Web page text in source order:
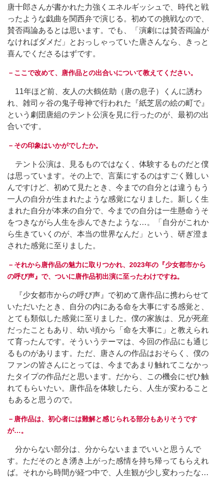
唐十郎さんが書かれた力強くエネルギッシュで、時代と戦
ったような戯曲を関西弁で演じる。初めての挑戦なので、
賛否両論あるとは思います。でも、「演劇には賛否両論が
なければダメだ」とおっしゃっていた唐さんなら、きっと
喜んでくださるはずです。
－ここで改めて、唐作品との出合いについて教えてください。
11年ほど前、友人の大鶴佐助（唐の息子）くんに誘わ
れ、雑司ヶ谷の鬼子母神で行われた『紙芝居の絵の町で』
という劇団唐組のテント公演を見に行ったのが、最初の出
合いです。
－その印象はいかがでしたか。
テント公演は、見るものではなく、体験するものだと僕
は思っています。その上で、言葉にするのはすごく難しい
んですけど、初めて見たとき、今までの自分とは違うもう
一人の自分が生まれたような感覚になりました。新しく生
まれた自分が本来の自分で、今までの自分は一生懸命うそ
をつきながら人生を歩んできたような…。「自分がこれか
ら生きていくのが、本当の世界なんだ」という、研ぎ澄ま
された感覚に至りました。
－それから唐作品の魅力に取りつかれ、2023年の『少女都市から
の呼び声』で、ついに唐作品初出演に至ったわけですね。
『少女都市からの呼び声』で初めて唐作品に携わらせて
いただいたとき、自分の内にある命を大事にする感覚と、
とても類似した感覚に至りました。僕の家族は、兄が死産
だったこともあり、幼い頃から「命を大事に」と教えられ
て育ったんです。そういうテーマは、今回の作品にも通じ
るものがあります。ただ、唐さんの作品はおそらく、僕の
ファンの皆さんにとっては、今まであまり触れてこなかっ
たタイプの作品だと思います。だから、この機会にぜひ触
れてもらいたい。唐作品を体験したら、人生が変わること
もあると思うので。
－唐作品は、初心者には難解と感じられる部分もありそうです
が…。
分からない部分は、分からないままでいいと思うんで
す。ただそのとき湧き上がった感情を持ち帰ってもらえれ
ば。それから時間が経つ中で、人生観が少し変わったな…